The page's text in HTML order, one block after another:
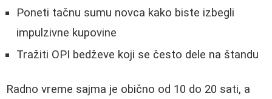
Poneti tačnu sumu novca kako biste izbegli
impulzivne kupovine
Tražiti OPI bedževe koji se često dele na štandu
Radno vreme sajma je obično od 10 do 20 sati, a